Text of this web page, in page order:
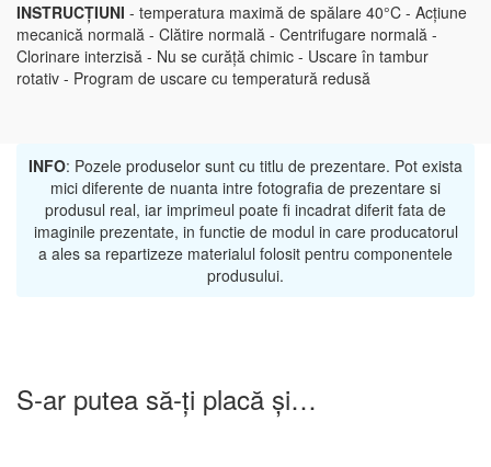
INSTRUCȚIUNI - temperatura maximă de spălare 40°C - Acțiune
mecanică normală - Clătire normală - Centrifugare normală -
Clorinare interzisă - Nu se curăță chimic - Uscare în tambur
rotativ - Program de uscare cu temperatură redusă
INFO: Pozele produselor sunt cu titlu de prezentare. Pot exista
mici diferente de nuanta intre fotografia de prezentare si
produsul real, iar imprimeul poate fi incadrat diferit fata de
imaginile prezentate, in functie de modul in care producatorul
a ales sa repartizeze materialul folosit pentru componentele
produsului.
S-ar putea să-ți placă și…